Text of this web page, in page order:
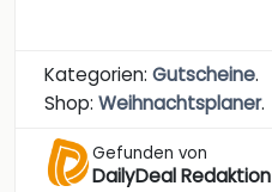
Kategorien: Gutscheine.
Shop: Weihnachtsplaner.
Gefunden von
DailyDeal Redaktion